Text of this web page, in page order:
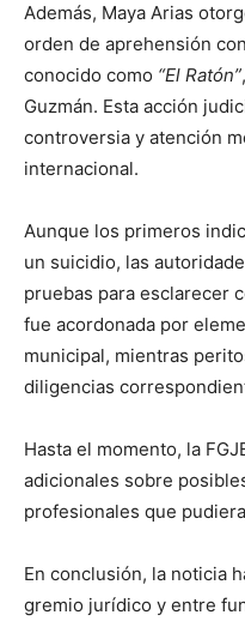
Además, Maya Arias
orden de aprehensión
conocido como “El Ratón”
Guzmán. Esta acción
controversia y atención
internacional.
Aunque los primeros
un suicidio, las
pruebas para esclarecer
fue acordonada por
municipal, mientras
diligencias
Hasta el momento, la
adicionales sobre
profesionales que
En conclusión, la noticia
gremio jurídico y entre